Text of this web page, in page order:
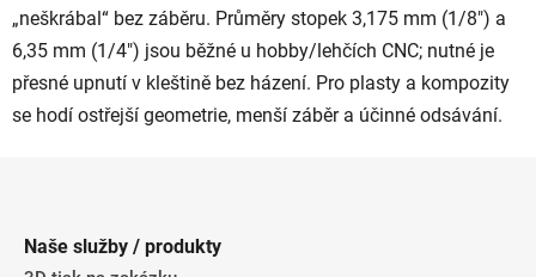
„neškrábal“ bez záběru. Průměry stopek 3,175 mm (1/8") a
6,35 mm (1/4") jsou běžné u hobby/lehčích CNC; nutné je
přesné upnutí v kleštině bez házení. Pro plasty a kompozity
se hodí ostřejší geometrie, menší záběr a účinné odsávání.
Naše služby / produkty